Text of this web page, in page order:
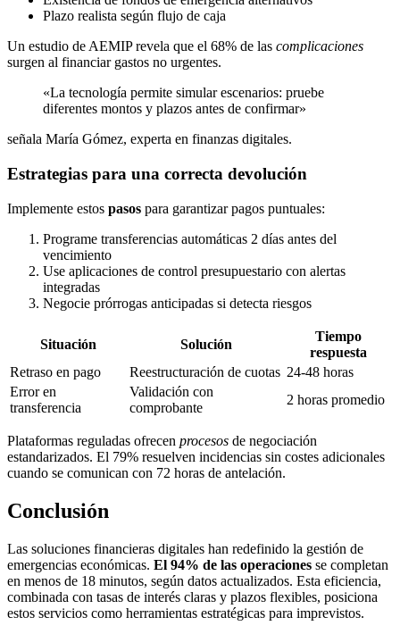
Plazo realista según flujo de caja
Un estudio de AEMIP revela que el 68% de las complicaciones
surgen al financiar gastos no urgentes.
«La tecnología permite simular escenarios: pruebe
diferentes montos y plazos antes de confirmar»
señala María Gómez, experta en finanzas digitales.
Estrategias para una correcta devolución
Implemente estos pasos para garantizar pagos puntuales:
Programe transferencias automáticas 2 días antes del
vencimiento
Use aplicaciones de control presupuestario con alertas
integradas
Negocie prórrogas anticipadas si detecta riesgos
Situación Solución
Tiempo
respuesta
Retraso en pago
Reestructuración de cuotas 24-48 horas
Error en
transferencia
Validación con
comprobante
2 horas promedio
Plataformas reguladas ofrecen procesos de negociación
estandarizados. El 79% resuelven incidencias sin costes adicionales
cuando se comunican con 72 horas de antelación.
Conclusión
Las soluciones financieras digitales han redefinido la gestión de
emergencias económicas. El 94% de las operaciones se completan
en menos de 18 minutos, según datos actualizados. Esta eficiencia,
combinada con tasas de interés claras y plazos flexibles, posiciona
estos servicios como herramientas estratégicas para imprevistos.